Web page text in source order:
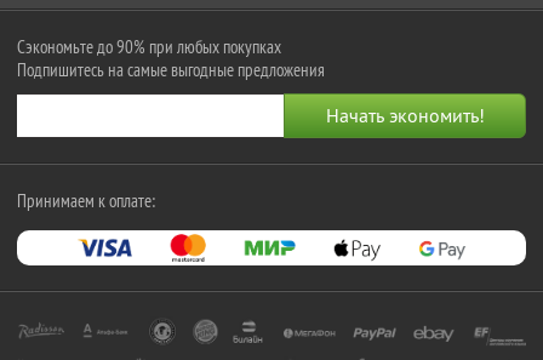
Сэкономьте до 90% при любых покупках
Подпишитесь на самые выгодные предложения
Принимаем к оплате: